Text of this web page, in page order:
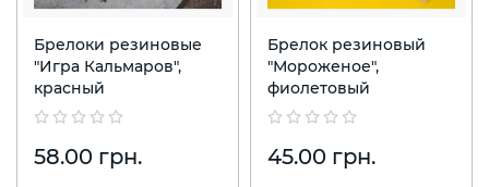
Брелоки резиновые
"Игра Кальмаров",
красный
58.00 грн.
Брелок резиновый
"Мороженое",
фиолетовый
45.00 грн.